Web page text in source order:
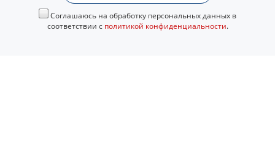
Соглашаюсь на обработку персональных данных в
соответствии с политикой конфиденциальности.